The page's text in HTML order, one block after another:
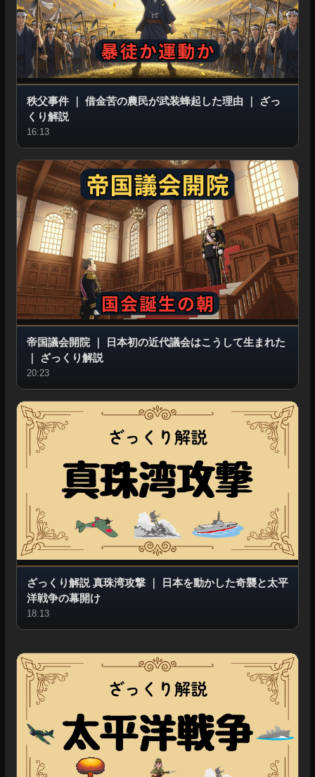
秩父事件｜ 借金苦の農民が武装蜂起した理由 ｜
ざっ
くり解説
16:13
帝国議会開院｜
日本初の近代議会はこうして生まれた
｜
ざっくり解説
20:23
ざっくり解説 真珠湾攻撃｜
日本を動かした奇襲と太平
洋戦争の幕開け
18:13